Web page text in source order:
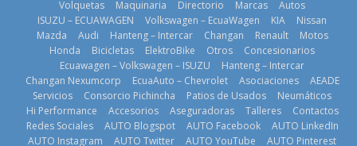
prueban flota
que usa
gasolina 100%
renovable
25 de julio de
2026
días
1 de agosto de
2026
varios días sin
usar?
3 de agosto de
2026
Volquetas
Maquinaria Directorio Marcas
Autos
ISUZU – ECUAWAGEN
Volkswagen – EcuaWagen KIA
Nissan
Mazda
Audi Hanteng – Intercar Changan Renault
Motos
Honda
Bicicletas ElektroBike Otros
Concesionarios
Ecuawagen – Volkswagen – ISUZU
Hanteng – Intercar
Changan Nexumcorp
EcuaAuto – Chevrolet Asociaciones
AEADE
Servicios
Consorcio Pichincha Patios de Usados
Neumáticos
Hi Performance
Accesorios Aseguradoras Talleres
Contactos
Redes Sociales
AUTO Blogspot AUTO Facebook
AUTO LinkedIn
AUTO Instagram
AUTO Twitter AUTO YouTube AUTO Pinterest